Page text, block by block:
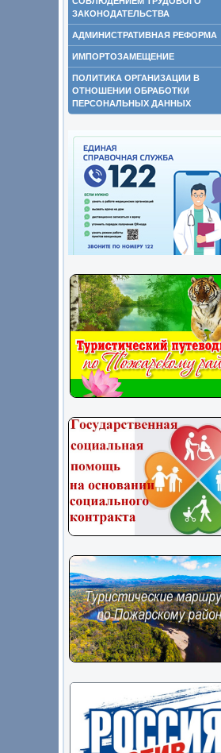
ЗАКОНОДАТЕЛЬСТВА
АДМИНИСТРАТИВНАЯ РЕФОРМА
ИМПОРТОЗАМЕЩЕНИЕ
ПОЛИТИКА ОРГАНИЗАЦИИ В
ОТНОШЕНИИ ОБРАБОТКИ
ПЕРСОНАЛЬНЫХ ДАННЫХ